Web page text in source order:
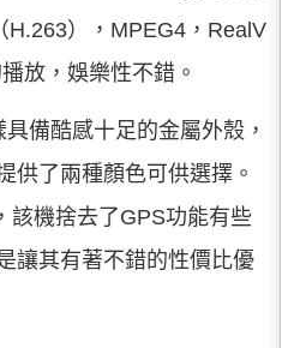
），MPEG4，RealV
放，娛樂性不錯。
備酷感十足的金屬外殼，
供了兩種顏色可供選擇。
該機捨去了GPS功能有些
讓其有著不錯的性價比優